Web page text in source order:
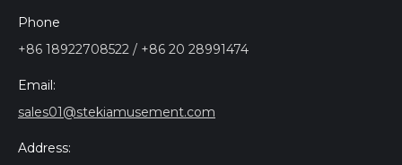
Phone
+86 18922708522 / +86 20 28991474
Email:
sales01@stekiamusement.com
Address: